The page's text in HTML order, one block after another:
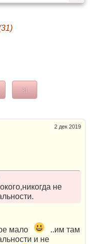
>|
2 дек 2019
не
мало
..им там
и не